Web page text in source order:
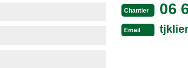
Chantier 06
Email